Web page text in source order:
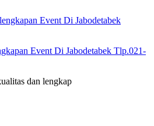
Event Di Jabodetabek Tlp.021-
dan lengkap